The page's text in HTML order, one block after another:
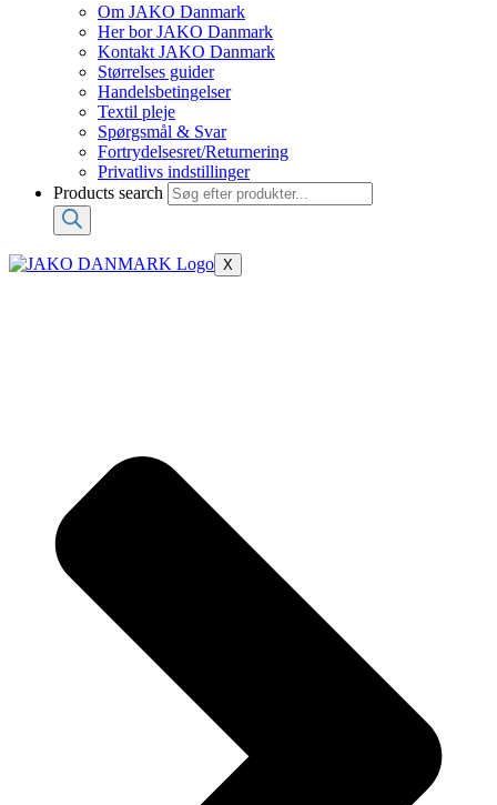
Om JAKO Danmark
Her bor JAKO Danmark
Kontakt JAKO Danmark
Størrelses guider
Handelsbetingelser
Textil pleje
Spørgsmål & Svar
Fortrydelsesret/Returnering
Privatlivs indstillinger
Products search
X